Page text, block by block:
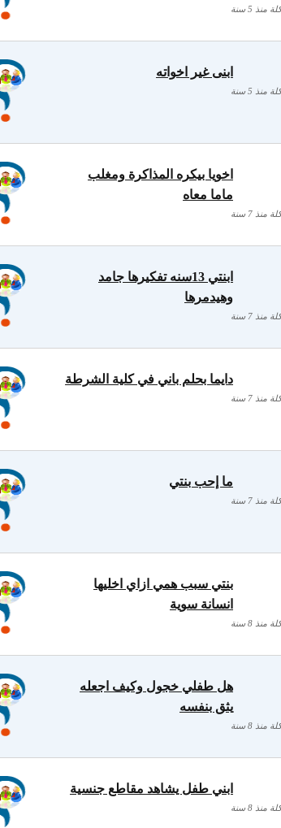
5 سنة
ابنى غير اخواته
5 سنة
اخويا بيكره المذاكرة ومغلب
ماما معاه
7 سنة
ابنتي 13سنه تفكيرها جامد
وهيدمرها
7 سنة
دايما بحلم باني في كلية الشرطة
7 سنة
ما إحب بنتي
7 سنة
بنتي سبب همي ازاي اخليها
انسانة سوية
8 سنة
هل طفلي خجول وكيف اجعله
يثق بنفسه
8 سنة
ابني طفل يشاهد مقاطع جنسية
8 سنة